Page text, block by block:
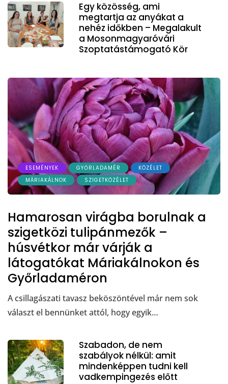
Egy közösség, ami
megtartja az anyákat a
nehéz időkben – Megalakult
a Mosonmagyaróvári
Szoptatástámogató Kör
ESEMÉNYEK GYŐRLADAMÉR
KÖZÉLET
MÁRIAKÁLNOK
SZIGETKÖZÉLET
Hamarosan virágba borulnak a
szigetközi tulipánmezők –
húsvétkor már várják a
látogatókat Máriakálnokon és
Győrladaméron
A csillagászati tavasz beköszöntével már nem sok
választ el bennünket attól, hogy egyik…
Szabadon, de nem
szabályok nélkül: amit
mindenképpen tudni kell
vadkempingezés előtt